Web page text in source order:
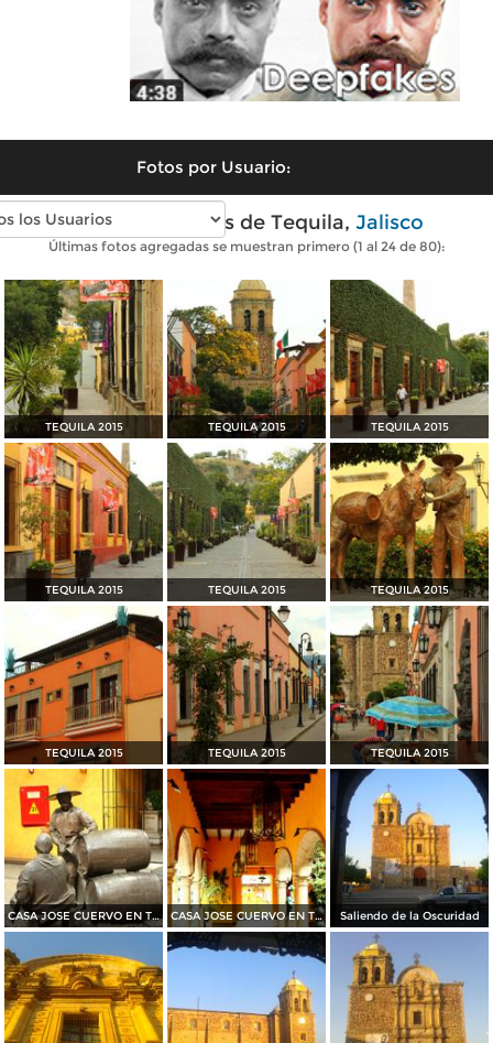
Fotos por Usuario:
Fotos modernas de Tequila, Jalisco
Últimas fotos agregadas se muestran primero (1 al 24 de 80):
TEQUILA 2015 TEQUILA 2015 TEQUILA 2015
TEQUILA 2015 TEQUILA 2015 TEQUILA 2015
TEQUILA 2015 TEQUILA 2015 TEQUILA 2015
CASA JOSE CUERVO EN TEQUILA 2015 CASA JOSE CUERVO EN TEQUILA 2015 Saliendo de la Oscuridad